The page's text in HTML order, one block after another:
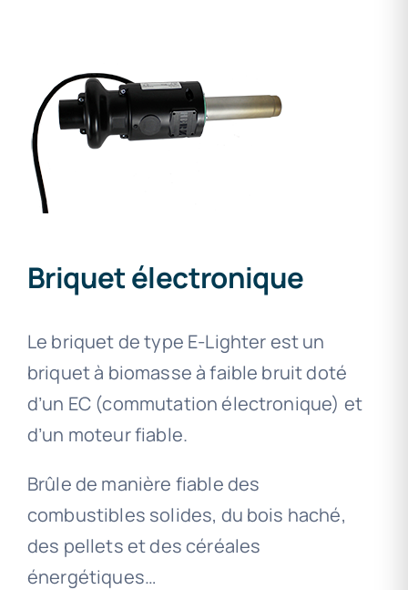
Briquet électronique
Le briquet de type E-Lighter est un
briquet à biomasse à faible bruit doté
d’un EC (commutation électronique) et
d’un moteur fiable.
Brûle de manière fiable des
combustibles solides, du bois haché,
des pellets et des céréales
énergétiques…